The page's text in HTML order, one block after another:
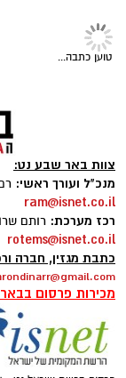
אחד הדברים
נכנס
אנשים
החשבון
הפופולריות
אבל האם
יכול לעזור
שבוחרים
טוען כתבה...
צוות באר שבע נט:
מנכ"ל ועורך ראשי:
ram@isnet.co.il
רכז מערכת: רותם
rotems@isnet.co.il
כתבת מגזין, חברה
מכירות פרסום